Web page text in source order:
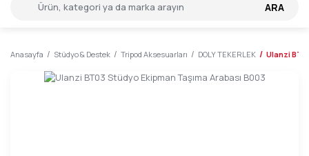
ARA
Anasayfa Stüdyo & Destek Tripod Aksesuarları DOLY TEKERLEK Ulanzi